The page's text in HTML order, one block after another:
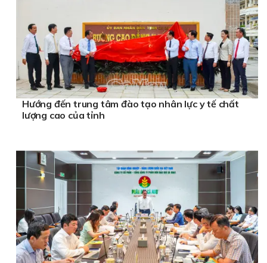
Hướng đến trung tâm đào tạo nhân lực y tế chất
lượng cao của tỉnh